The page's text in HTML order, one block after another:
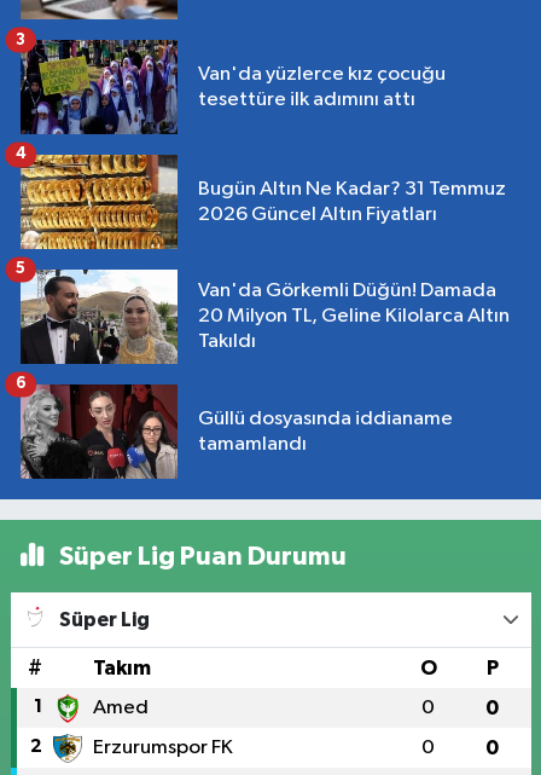
Van'da yüzlerce kız çocuğu
tesettüre ilk adımını attı
3
Bugün Altın Ne Kadar? 31 Temmuz
2026 Güncel Altın Fiyatları
4
Van'da Görkemli Düğün! Damada
20 Milyon TL, Geline Kilolarca Altın
Takıldı
5
Güllü dosyasında iddianame
tamamlandı
6
Süper Lig Puan Durumu
Süper Lig
# Takım O P
1 Amed 0 0
2 Erzurumspor FK 0 0